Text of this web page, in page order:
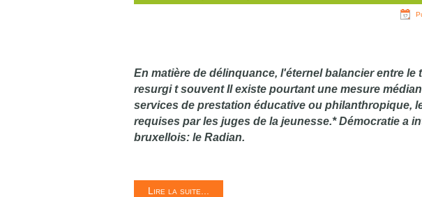
En matière de délinquance, l'éternel balancier entre
resurgi t souvent Il existe pourtant une mesure
services de prestation éducative ou philanthropique,
requises par les juges de la jeunesse.* Démocratie a
bruxellois: le Radian.
Lire la suite...